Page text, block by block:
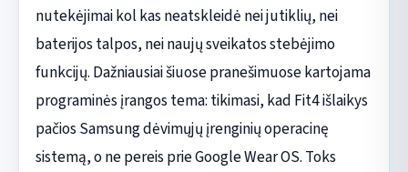
nutekėjimai kol kas neatskleidė nei jutiklių, nei
baterijos talpos, nei naujų sveikatos stebėjimo
funkcijų. Dažniausiai šiuose pranešimuose kartojama
programinės įrangos tema: tikimasi, kad Fit4 išlaikys
pačios Samsung dėvimųjų įrenginių operacinę
sistemą, o ne pereis prie Google Wear OS. Toks